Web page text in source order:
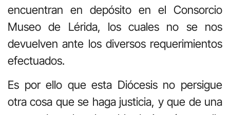
encuentran en depósito en el Consorcio
Museo de Lérida, los cuales no se nos
devuelven ante los diversos requerimientos
efectuados.
Es por ello que esta Diócesis no persigue
otra cosa que se haga justicia, y que de una